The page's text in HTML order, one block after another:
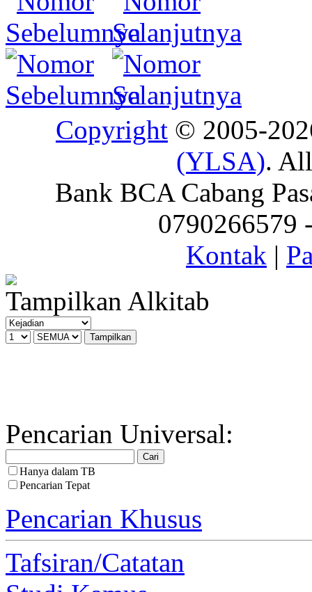
Copyright © 2005-
(YLSA).
Bank BCA Cabang
0790266579
Kontak |
Tampilkan Alkitab
Pencarian Universal:
Hanya dalam TB
Pencarian Tepat
Pencarian Khusus
Tafsiran/Catatan